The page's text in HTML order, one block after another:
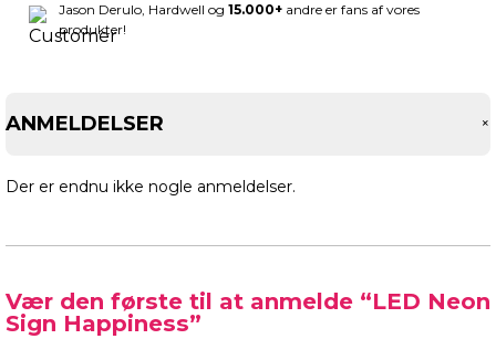
Jason Derulo, Hardwell og 15.000+ andre er fans af vores
produkter!
ANMELDELSER +
Der er endnu ikke nogle anmeldelser.
Vær den første til at anmelde “LED Neon
Sign Happiness”